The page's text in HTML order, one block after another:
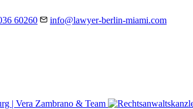
60260
info@lawyer-berlin-miami.com